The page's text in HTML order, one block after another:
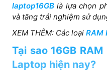
laptop16GB là lựa chọn
và tăng trải nghiệm sử
XEM THÊM: Các loại RAM
Tại sao 16GB
Laptop hiện nay?